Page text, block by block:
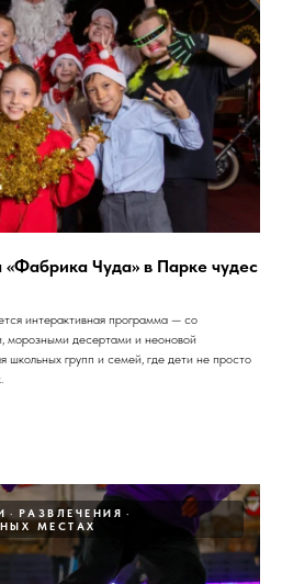
Чуда» в Парке чудес
интерактивная программа — со
морозными десертами и неоновой
школьных групп и семей, где дети не просто
РАЗВЛЕЧЕНИЯ
МЕСТАХ